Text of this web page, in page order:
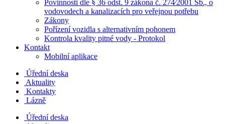
Povinnosti dle § 36 odst. 9 zákona č. 274⁄2001 Sb., o
vodovodech a kanalizacích pro veřejnou potřebu
Zákony
Pořízení vozidla s alternativním pohonem
Kontrola kvality pitné vody - Protokol
Kontakt
Mobilní aplikace
Úřední deska
Aktuality
Kontakty
Lázně
Úřední deska